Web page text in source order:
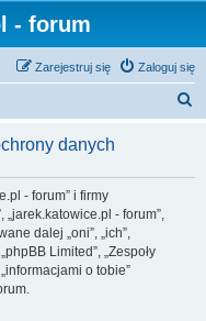
- forum
Zaloguj się
Zarejestruj się
k
danych
- forum” i firmy
„jarek.katowice.pl - forum”,
dalej „oni”, „ich”,
Limited”, „Zespoły
o tobie”